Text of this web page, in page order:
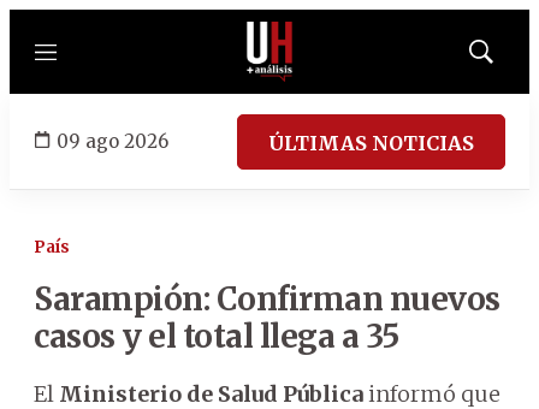
Menú
Mostrar
09 ago 2026 ÚLTIMAS NOTICIAS
País
Sarampión: Confirman nuevos
casos y el total llega a 35
El Ministerio de Salud Públicainformó que